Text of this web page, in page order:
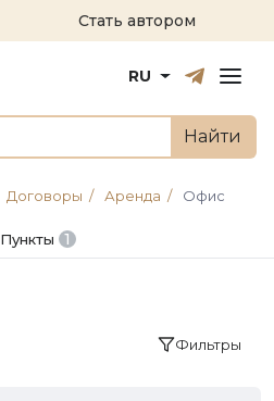
Стать автором
РусскийEnglish
RU
Найти
Договоры / Аренда / Офис
Пункты 1
Фильтры